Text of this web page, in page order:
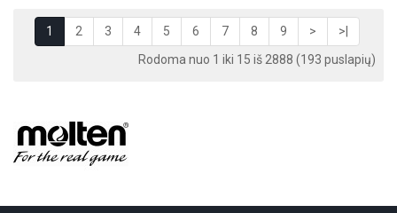
1 2 3 4 5 6 7 8 9 >
>|
Rodoma nuo 1 iki 15 iš 2888 (193 puslapių)